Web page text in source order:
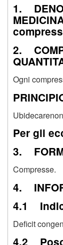
1.
2.
Ogni
Per gli
3.
Compresse.
4.
4.1
Deficit
4.2